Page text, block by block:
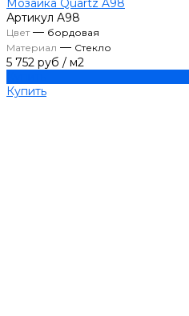
Мозаика Quartz A98
Артикул A98
Цвет— бордовая
Материал — Стекло
5 752 руб / м2
Купить